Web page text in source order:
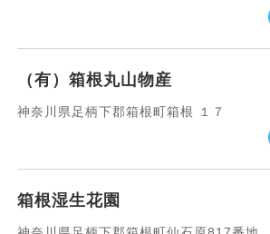
（有）箱根丸山物産
神奈川県足柄下郡箱根町箱根 １７
箱根湿生花園